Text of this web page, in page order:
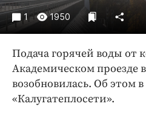
Спорт
Экономика и бизнес
ПРОЕКТЫ
Блоги
Издания
1 1950
Подача горячей воды от
Академическом проезде
возобновилась. Об этом
«Калугатеплосети».